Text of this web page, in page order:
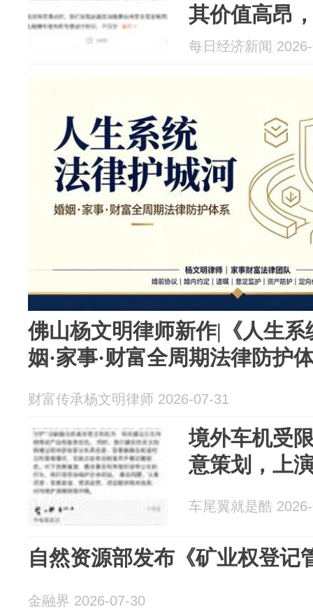
其价值高昂
平台出现，
每日经济新闻
佛山杨文明律师新作|《人生
姻·家事·财富全周期法律防护
财富传承杨文明律师 2026-07-31
境外车机受
意策划，上
车尾翼就是酷
自然资源部发布《矿业权登记
金融界 2026-07-30